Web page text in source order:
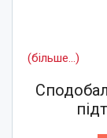
(більше…)